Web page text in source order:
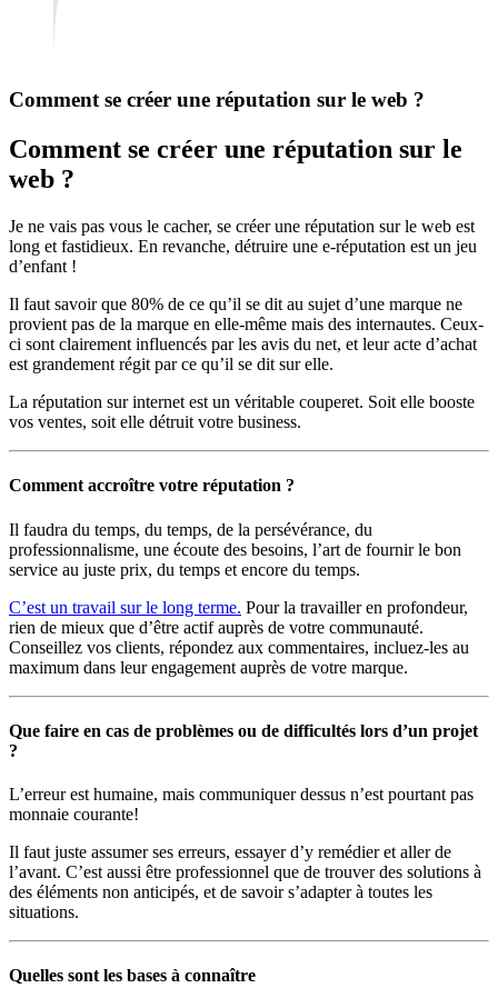
Comment se créer une réputation sur le web ?
Comment se créer une réputation sur le
web ?
Je ne vais pas vous le cacher, se créer une réputation sur le web est
long et fastidieux. En revanche, détruire une e-réputation est un jeu
d’enfant !
Il faut savoir que 80% de ce qu’il se dit au sujet d’une marque ne
provient pas de la marque en elle-même mais des internautes. Ceux-
ci sont clairement influencés par les avis du net, et leur acte d’achat
est grandement régit par ce qu’il se dit sur elle.
La réputation sur internet est un véritable couperet. Soit elle booste
vos ventes, soit elle détruit votre business.
Comment accroître votre réputation ?
Il faudra du temps, du temps, de la persévérance, du
professionnalisme, une écoute des besoins, l’art de fournir le bon
service au juste prix, du temps et encore du temps.
C’est un travail sur le long terme. Pour la travailler en profondeur,
rien de mieux que d’être actif auprès de votre communauté.
Conseillez vos clients, répondez aux commentaires, incluez-les au
maximum dans leur engagement auprès de votre marque.
Que faire en cas de problèmes ou de difficultés lors d’un projet
?
L’erreur est humaine, mais communiquer dessus n’est pourtant pas
monnaie courante!
Il faut juste assumer ses erreurs, essayer d’y remédier et aller de
l’avant. C’est aussi être professionnel que de trouver des solutions à
des éléments non anticipés, et de savoir s’adapter à toutes les
situations.
Quelles sont les bases à connaître